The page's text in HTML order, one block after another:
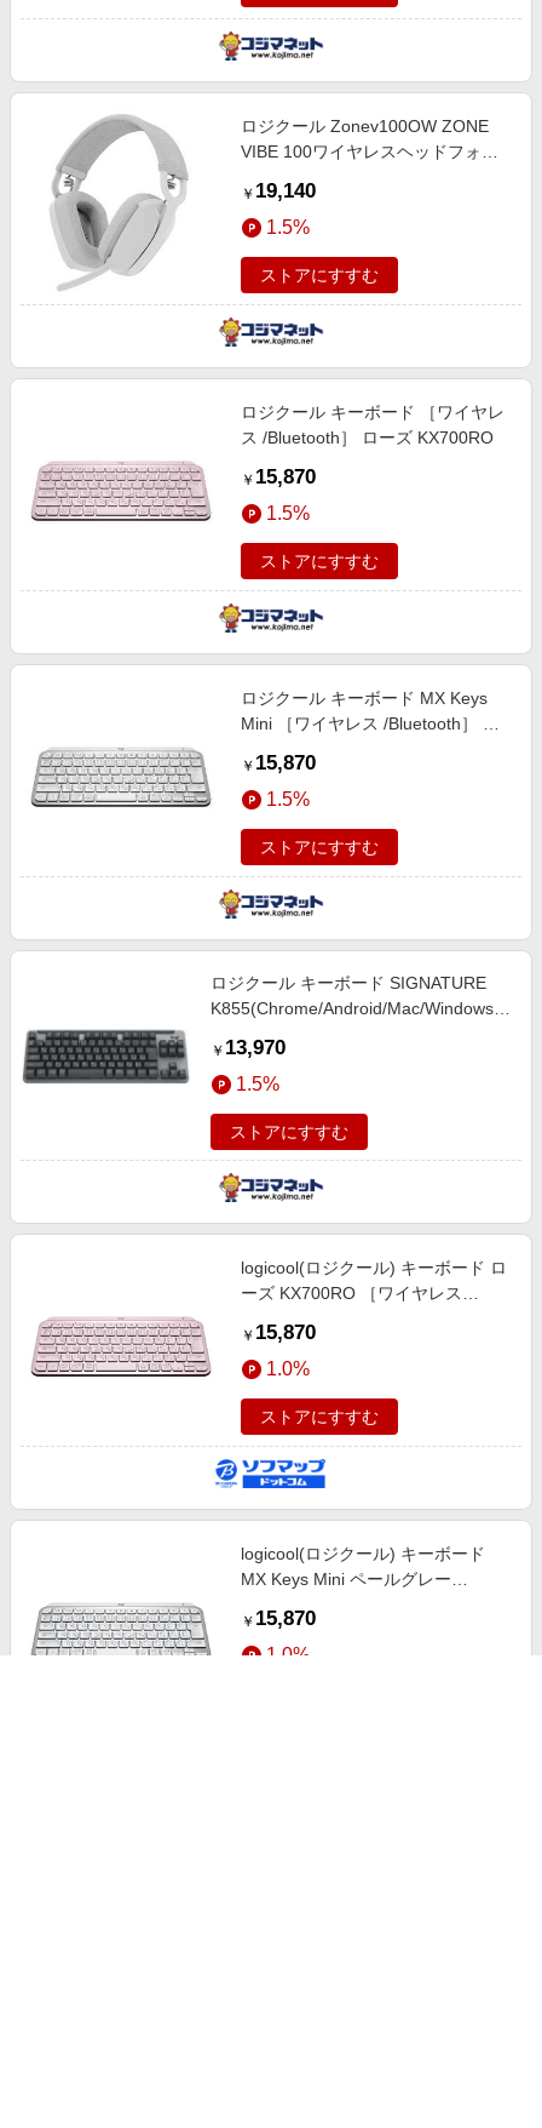
ロジクール Zonev100OW ZONE
VIBE 100ワイヤレスヘッドフォン
￥ 19,140
1.5%
ストアにすすむ
ロジクール キーボード ［ワイヤレ
ス /Bluetooth］ ローズ KX700RO
￥ 15,870
1.5%
ストアにすすむ
ロジクール キーボード MX Keys
Mini ［ワイヤレス /Bluetooth］ ペ
￥ 15,870
1.5%
ストアにすすむ
ロジクール キーボード SIGNATURE
K855(Chrome/Android/Mac/Windows11
グラファイト K855GR
￥ 13,970
1.5%
ストアにすすむ
logicool(ロジクール) キーボード ロ
ーズ KX700RO ［ワイヤレス
￥ 15,870
1.0%
ストアにすすむ
logicool(ロジクール) キーボード
MX Keys Mini ペールグレー
/Bluetooth］
￥ 15,870
1.0%